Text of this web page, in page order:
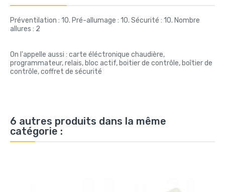
Préventilation : 10. Pré-allumage : 10. Sécurité : 10. Nombre
allures : 2
On l'appelle aussi : carte éléctronique chaudière,
programmateur, relais, bloc actif, boitier de contrôle, boîtier de
contrôle, coffret de sécurité
6 autres produits dans la même
catégorie :